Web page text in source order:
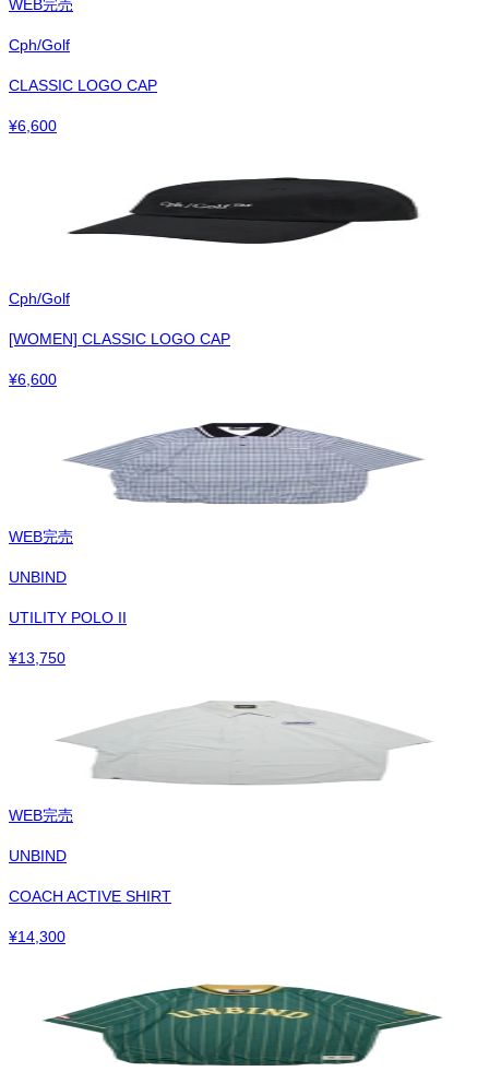
WEB完売
Cph/Golf
CLASSIC LOGO CAP
¥6,600
Cph/Golf
[WOMEN] CLASSIC LOGO CAP
¥6,600
WEB完売
UNBIND
UTILITY POLO II
¥13,750
WEB完売
UNBIND
COACH ACTIVE SHIRT
¥14,300